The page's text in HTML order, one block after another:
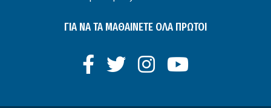
ΓΙΑ ΝΑ ΤΑ ΜΑΘΑΙΝΕΤΕ ΟΛΑ ΠΡΩΤΟΙ